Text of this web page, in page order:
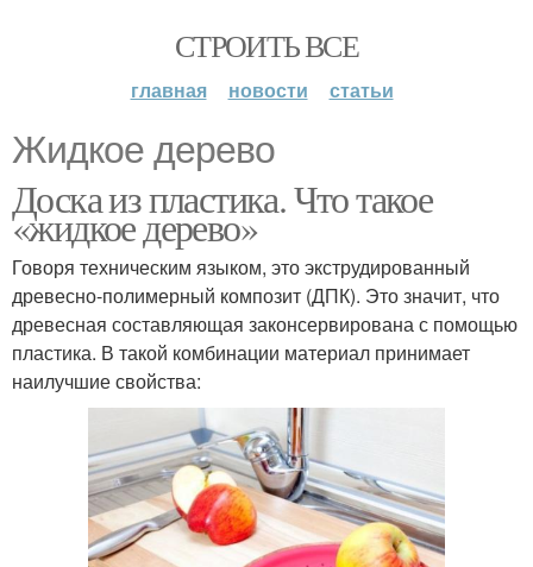
СТРОИТЬ ВСЕ
главная новости статьи
Жидкое дерево
Доска из пластика. Что такое
«жидкое дерево»
Говоря техническим языком, это экструдированный
древесно-полимерный композит (ДПК). Это значит, что
древесная составляющая законсервирована с помощью
пластика. В такой комбинации материал принимает
наилучшие свойства: